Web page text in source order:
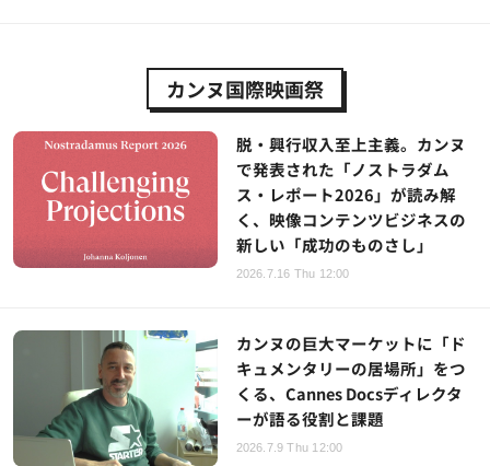
カンヌ国際映画祭
脱・興行収入至上主義。カンヌ
で発表された「ノストラダム
ス・レポート2026」が読み解
く、映像コンテンツビジネスの
新しい「成功のものさし」
2026.7.16 Thu 12:00
カンヌの巨大マーケットに「ド
キュメンタリーの居場所」をつ
くる、Cannes Docsディレクタ
ーが語る役割と課題
2026.7.9 Thu 12:00